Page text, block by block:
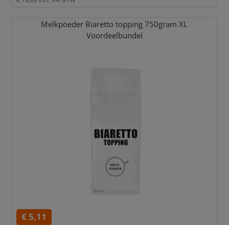
Melkpoeder Biaretto topping 750gram XL
Voordeelbundel
€ 5,11